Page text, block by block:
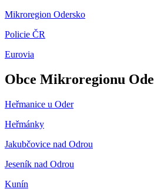
Mikroregion Odersko
Policie ČR
Eurovia
Obce Mikroregionu
Heřmanice u Oder
Heřmánky
Jakubčovice nad Odrou
Jeseník nad Odrou
Kunín